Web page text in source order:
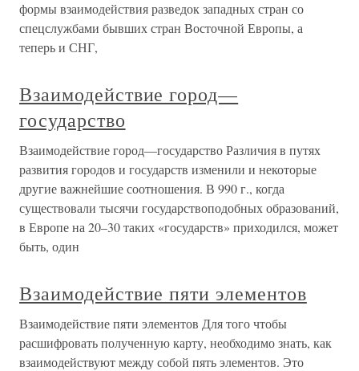
формы взаимодействия разведок западных стран со
спецслужбами бывших стран Восточной Европы, а
теперь и СНГ,
Взаимодействие город—
государство
Взаимодействие город—государство Различия в путях
развития городов и государств изменили и некоторые
другие важнейшие соотношения. В 990 г., когда
существовали тысячи государствоподобных образований,
в Европе на 20–30 таких «государств» приходился, может
быть, один
Взаимодействие пяти элементов
Взаимодействие пяти элементов Для того чтобы
расшифровать полученную карту, необходимо знать, как
взаимодействуют между собой пять элементов. Это